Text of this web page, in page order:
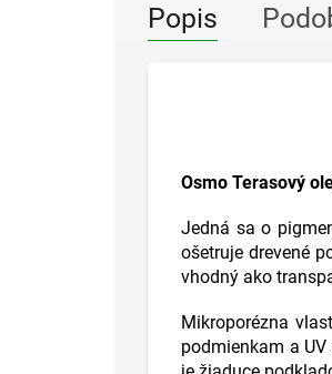
Popis
Osmo Terasový
Jedná sa o
ošetruje drevené
vhodný ako
Mikroporézna
podmienkam a